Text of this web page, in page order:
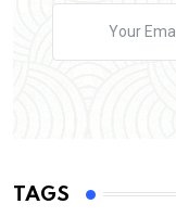
TAGS